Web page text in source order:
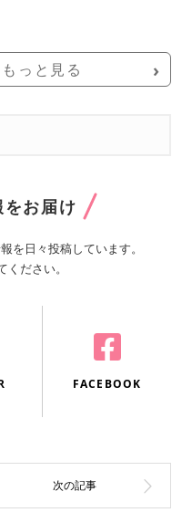
っと見る
お届け
を日々投稿しています。
ださい。
FACEBOOK